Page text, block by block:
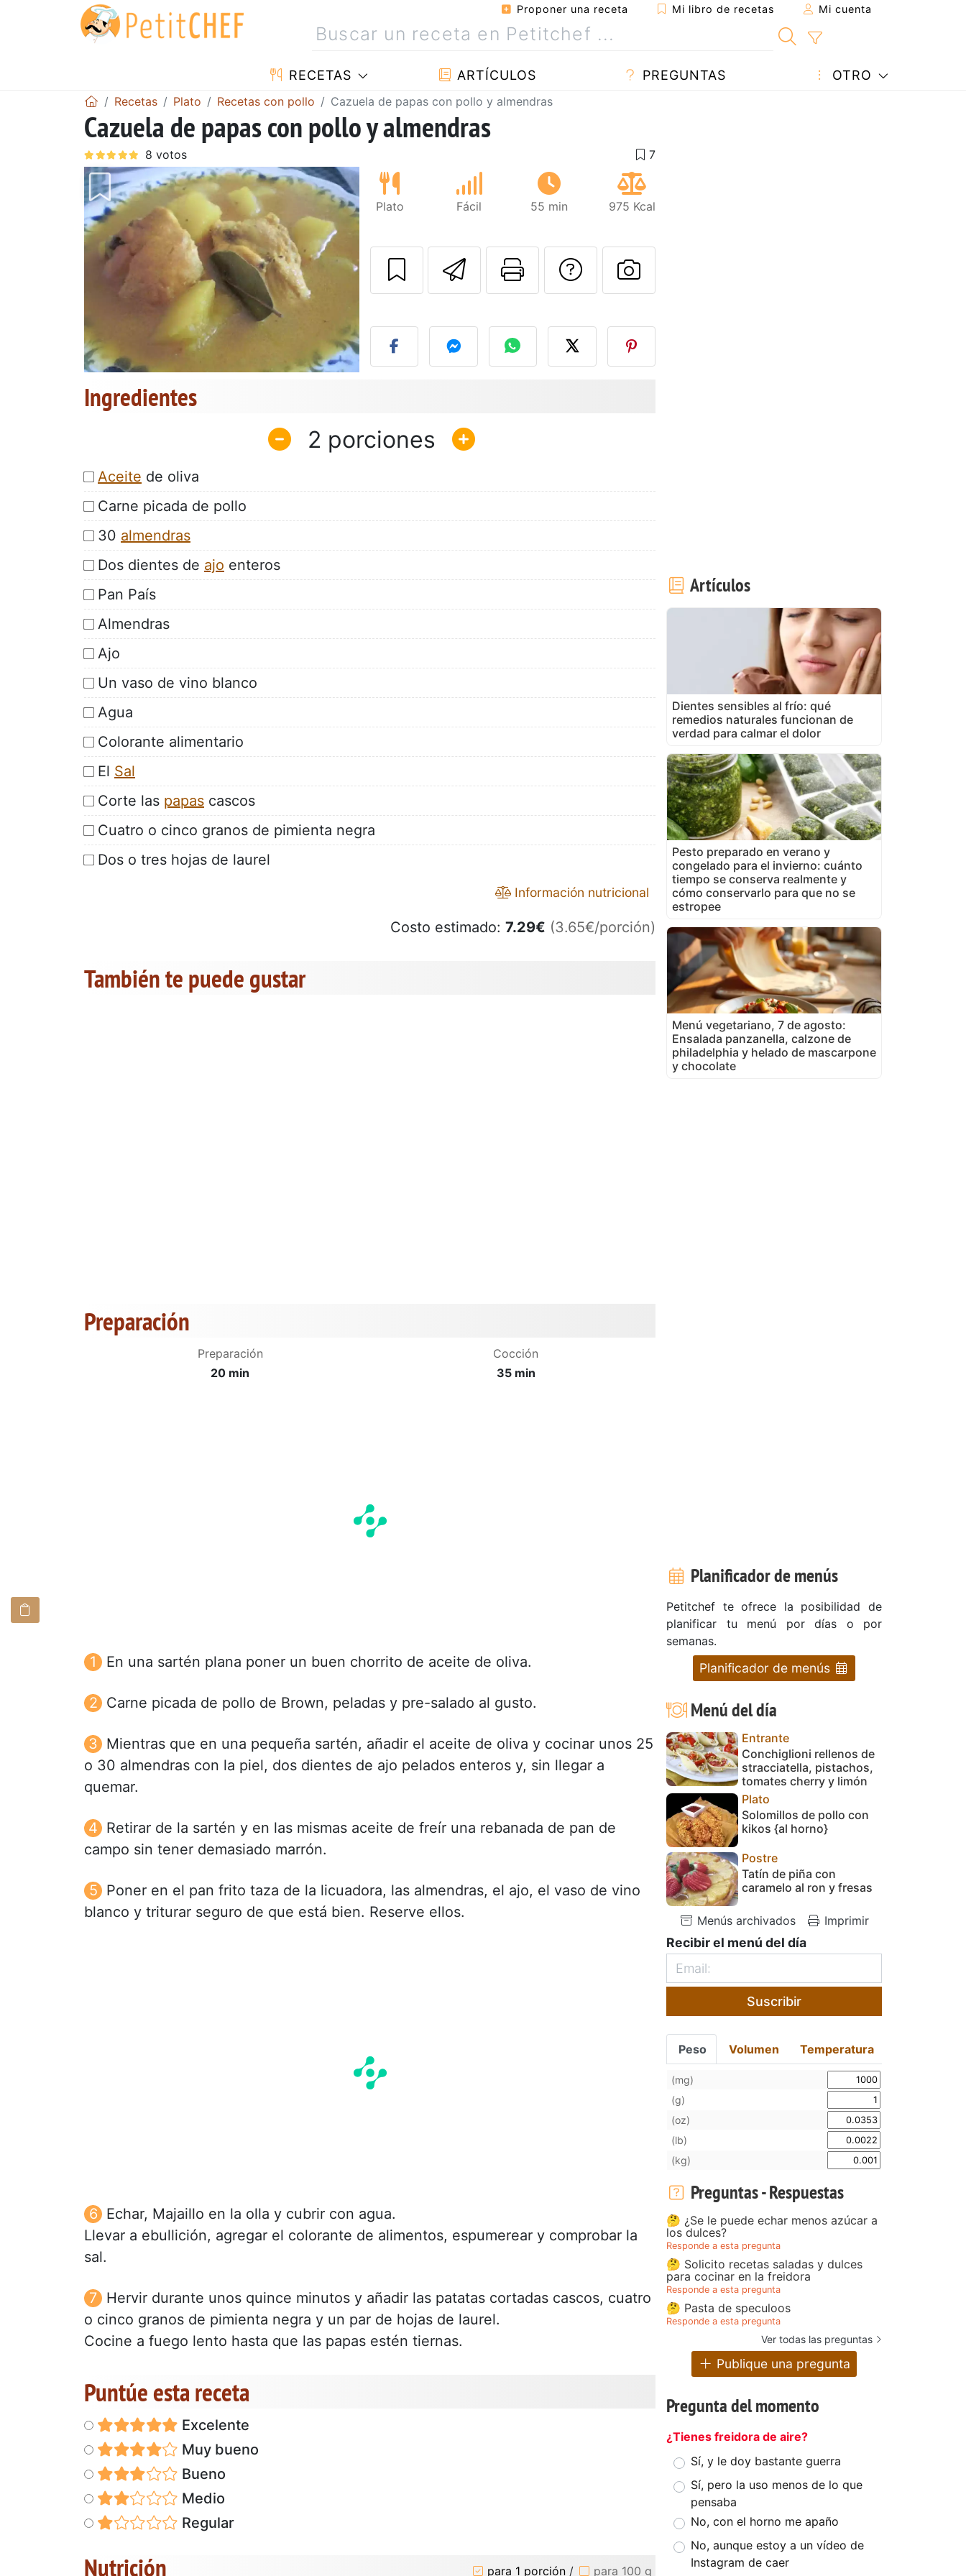
Proponer una receta Mi libro de recetas Mi cuenta
RECETAS ARTÍCULOS PREGUNTAS OTRO
Recetas Plato Recetas con pollo Cazuela de papas con pollo y almendras
Cazuela de papas con pollo y almendras
Plato Fácil 55 min 975 Kcal
Enviar esta receta a un amigo
Imprimir esta página
Preguntar al autor
Publicar la foto de esta receta
Ingredientes
2
Aceite de oliva
Carne picada de pollo
30 almendras
Dos dientes de ajo enteros
Pan País
Almendras
Ajo
Un vaso de vino blanco
Agua
Colorante alimentario
El Sal
Corte las papas cascos
Cuatro o cinco granos de pimienta negra
Dos o tres hojas de laurel
Información nutricional
Costo estimado: 7.29€ (3.65€/porción)
También te puede gustar
Preparación
Preparación
20 min
Cocción
35 min
En una sartén plana poner un buen chorrito de aceite de oliva.
Carne picada de pollo de Brown, peladas y pre-salado al gusto.
Mientras que en una pequeña sartén, añadir el aceite de oliva y cocinar unos 25
o 30 almendras con la piel, dos dientes de ajo pelados enteros y, sin llegar a
quemar.
Retirar de la sartén y en las mismas aceite de freír una rebanada de pan de
campo sin tener demasiado marrón.
Poner en el pan frito taza de la licuadora, las almendras, el ajo, el vaso de vino
blanco y triturar seguro de que está bien. Reserve ellos.
Echar, Majaillo en la olla y cubrir con agua.
Llevar a ebullición, agregar el colorante de alimentos, espumerear y comprobar la
sal.
Hervir durante unos quince minutos y añadir las patatas cortadas cascos, cuatro
o cinco granos de pimienta negra y un par de hojas de laurel.
Cocine a fuego lento hasta que las papas estén tiernas.
Puntúe esta receta
Excelente
Muy bueno
Bueno
Medio
Regular
Nutrición para 1 porción / para 100 g
Artículos
Dientes sensibles al frío: qué
remedios naturales funcionan de
verdad para calmar el dolor
Pesto preparado en verano y
congelado para el invierno: cuánto
tiempo se conserva realmente y
cómo conservarlo para que no se
estropee
Menú vegetariano, 7 de agosto:
Ensalada panzanella, calzone de
philadelphia y helado de mascarpone
y chocolate
Planificador de menús
Petitchef te ofrece la posibilidad de
planificar tu menú por días o por
semanas.
Planificador de menús
Menú del día
Entrante
Conchiglioni rellenos de
stracciatella, pistachos,
tomates cherry y limón
Plato
Solomillos de pollo con
kikos {al horno}
Postre
Tatín de piña con
caramelo al ron y fresas
Menús archivados Imprimir
Recibir el menú del día
Suscribir
Peso Volumen Temperatura
(mg)
(g)
(oz)
(lb)
(kg)
Preguntas - Respuestas
🤔 ¿Se le puede echar menos azúcar a
los dulces?
Responde a esta pregunta
🤔 Solicito recetas saladas y dulces
para cocinar en la freidora
Responde a esta pregunta
🤔 Pasta de speculoos
Responde a esta pregunta
Ver todas las preguntas
Publique una pregunta
Pregunta del momento
¿Tienes freidora de aire?
Sí, y le doy bastante guerra
Sí, pero la uso menos de lo que
pensaba
No, con el horno me apaño
No, aunque estoy a un vídeo de
Instagram de caer